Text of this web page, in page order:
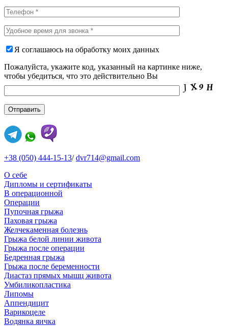
Я соглашаюсь на обработку моих данных
Пожалуйста, укажите код, указанный на картинке ниже,
чтобы убедиться, что это действительно Вы
+38 (050) 444-15-13/ dvr714@gmail.com
О себе
Дипломы и сертификаты
В операционной
Операции
Пупочная грыжа
Паховая грыжа
Желчекаменная болезнь
Грыжа белой линии живота
Грыжа после операции
Бедренная грыжа
Грыжа после беременности
Диастаз прямых мышц живота
Умбиликопластика
Липомы
Аппендицит
Варикоцеле
Водянка яичка